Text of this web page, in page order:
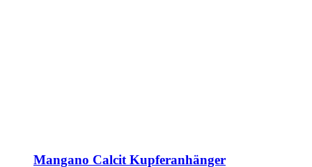
Mangano Calcit Kupferanhänger